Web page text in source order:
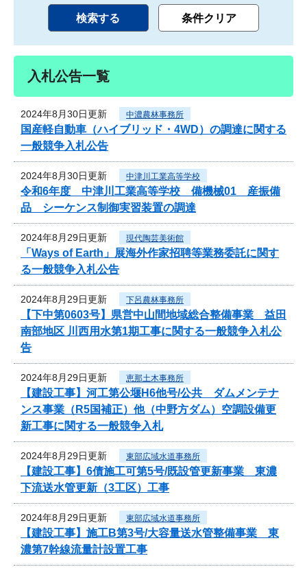
入札公告一覧
2024年8月30日更新 中濃農林事務所
国産軽自動車（ハイブリッド・4WD）の調達に関する
一般競争入札公告
2024年8月30日更新 中津川工業高等学校
令和6年度 中津川工業高等学校 備機械01 産振備
品 シーケンス制御実習装置の調達
2024年8月29日更新 現代陶芸美術館
「Ways of Earth」展海外作家招聘等業務委託に関す
る一般競争入札公告
2024年8月29日更新 下呂農林事務所
【下中第0603号】県営中山間地域総合整備事業 益田
南部地区 川西用水第1期工事に関する一般競争入札公
告
2024年8月29日更新 恵那土木事務所
【建設工事】河工第公堰H6他号/公共 ダムメンテナ
ンス事業（R5国補正）他（中野方ダム）空調設備更
新工事に関する一般競争入札
2024年8月29日更新 東部広域水道事務所
【建設工事】6債施工可第5号/既設管更新事業 東濃
下流送水管更新（3工区）工事
2024年8月29日更新 東部広域水道事務所
【建設工事】施工B第3号/大容量送水管整備事業 東
濃第7幹線流量計設置工事